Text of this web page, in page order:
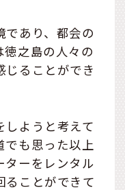
であり、都会の
之島の人々の
じることができ
ようと考えて
でも思った以上
ターをレンタル
ることができて